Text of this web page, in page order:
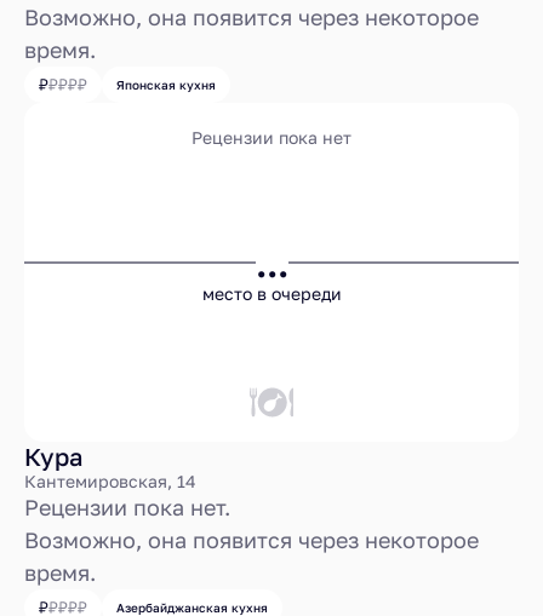
Возможно, она появится через некоторое
время.
Японская кухня
Рецензии пока нет
...
место в очереди
Кура
Кантемировская, 14
Рецензии пока нет.
Возможно, она появится через некоторое
время.
Азербайджанская кухня